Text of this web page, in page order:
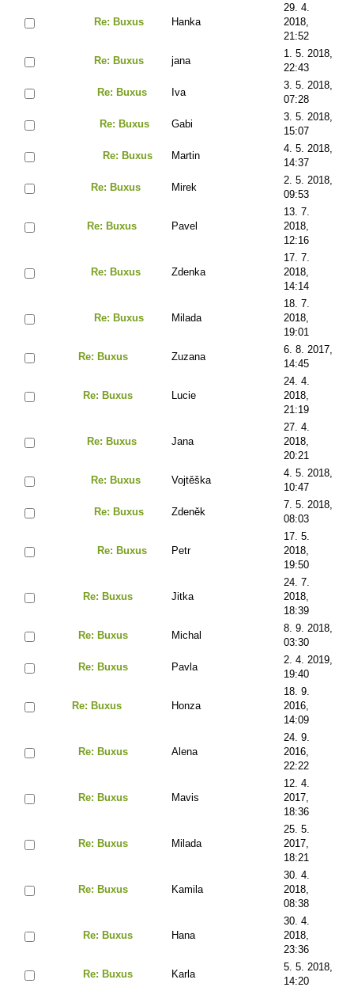
Re: Buxus Hanka
29. 4.
2018,
21:52
Re: Buxus jana
1. 5. 2018,
22:43
Re: Buxus Iva
3. 5. 2018,
07:28
Re: Buxus Gabi
3. 5. 2018,
15:07
Re: Buxus Martin
4. 5. 2018,
14:37
Re: Buxus Mirek
2. 5. 2018,
09:53
Re: Buxus Pavel
13. 7.
2018,
12:16
Re: Buxus Zdenka
17. 7.
2018,
14:14
Re: Buxus Milada
18. 7.
2018,
19:01
Re: Buxus Zuzana
6. 8. 2017,
14:45
Re: Buxus Lucie
24. 4.
2018,
21:19
Re: Buxus Jana
27. 4.
2018,
20:21
Re: Buxus Vojtěška
4. 5. 2018,
10:47
Re: Buxus Zdeněk
7. 5. 2018,
08:03
Re: Buxus Petr
17. 5.
2018,
19:50
Re: Buxus Jitka
24. 7.
2018,
18:39
Re: Buxus Michal
8. 9. 2018,
03:30
Re: Buxus Pavla
2. 4. 2019,
19:40
Re: Buxus Honza
18. 9.
2016,
14:09
Re: Buxus Alena
24. 9.
2016,
22:22
Re: Buxus Mavis
12. 4.
2017,
18:36
Re: Buxus Milada
25. 5.
2017,
18:21
Re: Buxus Kamila
30. 4.
2018,
08:38
Re: Buxus Hana
30. 4.
2018,
23:36
Re: Buxus Karla
5. 5. 2018,
14:20